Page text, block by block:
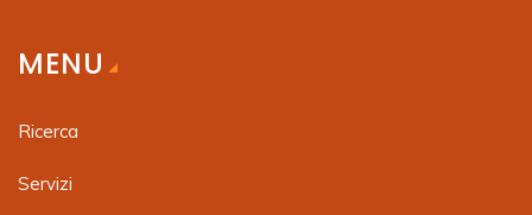
MENU
Ricerca
Servizi